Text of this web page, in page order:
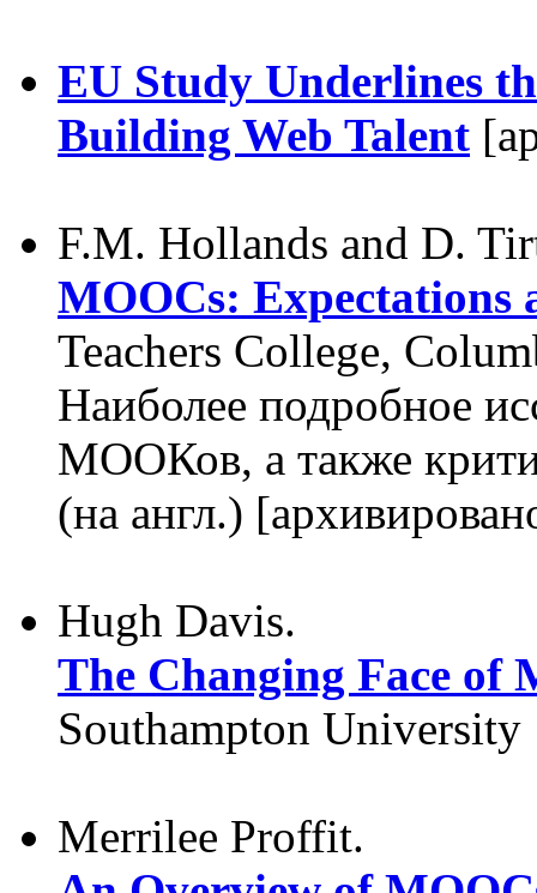
EU Study Underlines
Building Web Talent
F.M. Hollands and D.
MOOCs: Expectations
Teachers College,
Наиболее подробное
МООКов, а также
(на англ.)
Hugh Davis.
The Changing Face of
Southampton University
Merrilee Proffit.